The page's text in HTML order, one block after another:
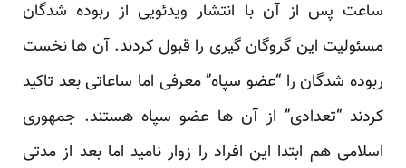
ساعت پس از آن با انتشار ویدئویی از ربوده شدگان
مسئولیت این گروگان گیری را قبول کردند. آن ها نخست
ربوده شدگان را “عضو سپاه” معرفی اما ساعاتی بعد تاکید
کردند “تعدادی” از آن ها عضو سپاه هستند. جمهوری
اسلامی هم ابتدا این افراد را زوار نامید اما بعد از مدتی